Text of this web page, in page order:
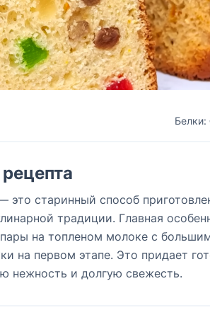
Белки:
это старинный способ
традиции. Главная
на топленом молоке с
на первом этапе. Это придает
нежность и долгую свежесть.